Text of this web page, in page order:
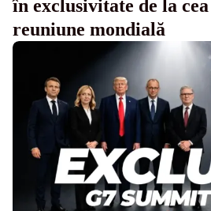
în exclusivitate de la
reuniune mondială